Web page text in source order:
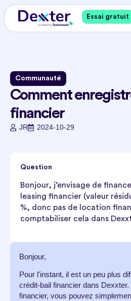
Essai gratuit
Communauté
Comment
financier
JR 2024-10-29
Question
Bonjour, j’envisage de
leasing financier (valeur
%, donc pas de location
comptabiliser cela dans
Bonjour,
Pour l'instant, il est un peu plus
crédit-bail financier dans
financier, vous pouvez